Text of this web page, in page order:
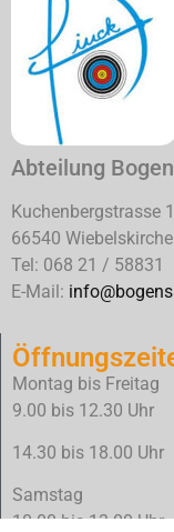
Abteilung
Kuchenbergstrasse
66540
Tel: 068 21 / 58831
E-Mail:
Montag bis Freitag
9.00 bis 12.30 Uhr
14.30 bis 18.00 Uhr
Samstag
10.00 bis 13.00 Uhr